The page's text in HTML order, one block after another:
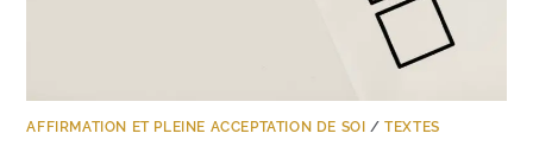
AFFIRMATION ET PLEINE ACCEPTATION DE SOI /TEXTES